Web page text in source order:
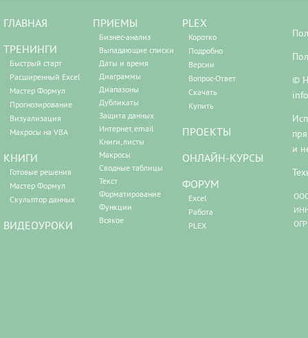
ГЛАВНАЯ
ТРЕНИНГИ
Быстрый старт
Расширенный Excel
Мастер Формул
Прогнозирование
Визуализация
Макросы на VBA
КНИГИ
Готовые решения
Мастер Формул
Скульптор данных
ВИДЕОУРОКИ
ПРИЕМЫ
Бизнес-анализ
Выпадающие списки
Даты и время
Диаграммы
Диапазоны
Дубликаты
Защита данных
Интернет, email
Книги, листы
Макросы
Сводные таблицы
Текст
Форматирование
Функции
Всякое
PLEX
Коротко
Подробно
Версии
Вопрос-Ответ
Скачать
Купить
ПРОЕКТЫ
ОНЛАЙН-КУРСЫ
ФОРУМ
Excel
Работа
PLEX
©
и